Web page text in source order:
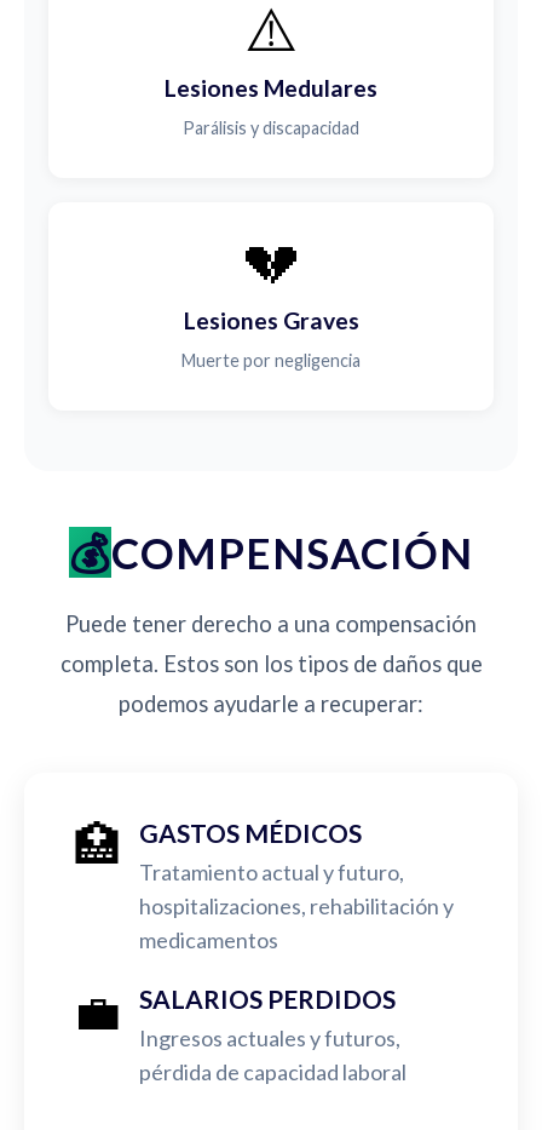
⚠️
Lesiones Medulares
Parálisis y discapacidad
💔
Lesiones Graves
Muerte por negligencia
COMPENSACIÓN
Puede tener derecho a una compensación
completa. Estos son los tipos de daños que
podemos ayudarle a recuperar:
🏥 GASTOS MÉDICOS
Tratamiento actual y futuro,
hospitalizaciones, rehabilitación y
medicamentos
💼 SALARIOS PERDIDOS
Ingresos actuales y futuros,
pérdida de capacidad laboral